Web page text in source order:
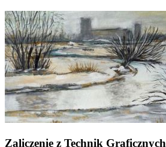
Zaliczenie z Technik Graficznych